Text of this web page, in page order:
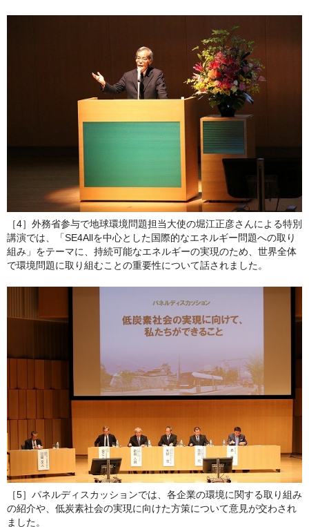
［4］外務省参与で地球環境問題担当大使の堀江正彦さんによる特別
講演では、「SE4Allを中心とした国際的なエネルギー問題への取り
組み」をテーマに、持続可能なエネルギーの実現のため、世界全体
で環境問題に取り組むことの重要性について話されました。
［5］パネルディスカッションでは、各企業の環境に関する取り組み
の紹介や、低炭素社会の実現に向けた方策について意見が交わされ
ました。